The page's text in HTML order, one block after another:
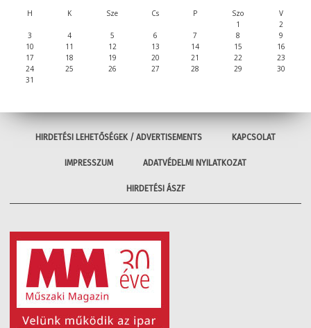
H K Sze Cs P Szo
V
1
2
3
4 5 6 7 8
9
10
11 12 13 14 15
16
17
18 19 20 21 22
23
24
25 26 27 28 29
30
31
HIRDETÉSI LEHETŐSÉGEK / ADVERTISEMENTS KAPCSOLAT
IMPRESSZUM ADATVÉDELMI NYILATKOZAT
HIRDETÉSI ÁSZF